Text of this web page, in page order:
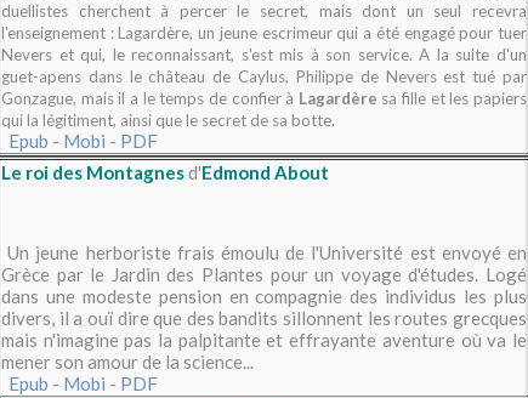
duellistes cherchent à percer le secret, mais dont un seul recevra
l'enseignement : Lagardère, un jeune escrimeur qui a été engagé pour tuer
Nevers et qui, le reconnaissant, s'est mis à son service. A la suite d'un
guet-apens dans le château de Caylus, Philippe de Nevers est tué par
Gonzague, mais il a le temps de confier à Lagardère sa fille et les papiers
qui la légitiment, ainsi que le secret de sa botte.
Epub - Mobi - PDF
Le roi des Montagnesd'Edmond About
Un jeune herboriste frais émoulu de l'Université est envoyé en
Grèce par le Jardin des Plantes pour un voyage d'études. Logé
dans une modeste pension en compagnie des individus les plus
divers, il a ouï dire que des bandits sillonnent les routes grecques
mais n'imagine pas la palpitante et effrayante aventure où va le
mener son amour de la science...
Epub - Mobi - PDF